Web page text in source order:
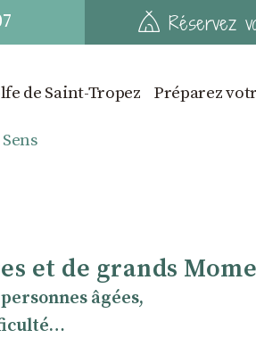
Réservez
de Saint-Tropez Préparez
et de grands
âgées,